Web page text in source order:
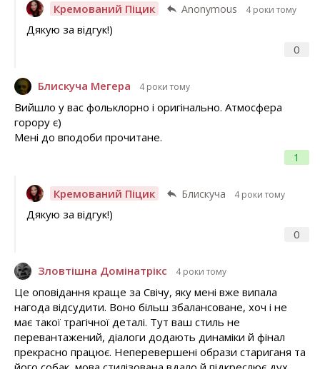
Кремований Піцик Anonymous 4 роки тому
0
Дякую за відгук!)
Блискуча Мегера 4 роки тому
1
Вийшло у вас фольклорно і оригінально. Атмосфера
горору є)
Мені до вподоби прочитане.
Кремований Піцик Блискуча 4 роки тому
0
Дякую за відгук!)
Зловтішна Домінатрікс 4 роки тому
Це оповідання краще за Свічу, яку мені вже випала
нагода відсудити. Воно більш збалансоване, хоч і не
має такої трагічної деталі. Тут ваш стиль не
перевантажений, діалоги додають динаміки й фінал
прекрасно працює. Неперевершені образи стариганя та